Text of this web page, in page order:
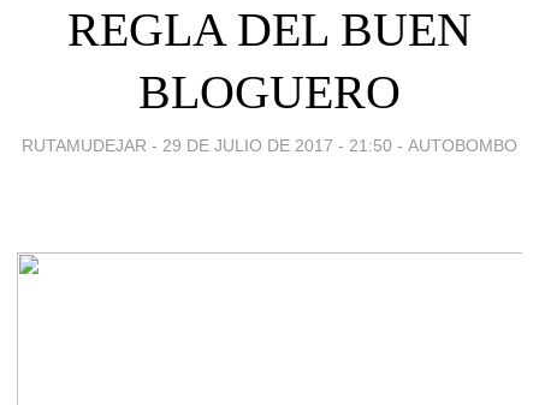
REGLA DEL BUEN
BLOGUERO
RUTAMUDEJAR - 29 DE JULIO DE 2017 - 21:50 - AUTOBOMBO